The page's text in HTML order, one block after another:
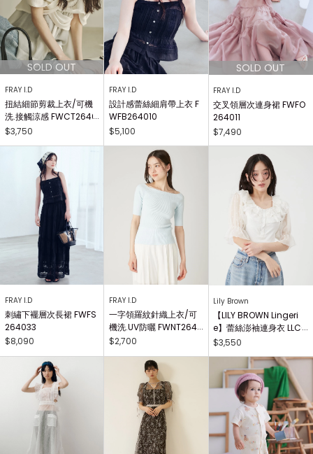
FRAY I.D
扭結細節剪裁上衣/可機
洗.接觸涼感 FWCT2640
25
$3,750
FRAY I.D
設計感蕾絲細肩帶上衣 F
WFB264010
$5,100
FRAY I.D
交叉領層次連身裙 FWFO
264011
$7,490
FRAY I.D
刺繡下襬層次長裙 FWFS
264033
$8,090
FRAY I.D
一字領羅紋針織上衣/可
機洗.UV防曬 FWNT2640
29
$2,700
Lily Brown
【LILY BROWN Lingeri
e】蕾絲澎袖連身衣 LLCO
262503
$3,550